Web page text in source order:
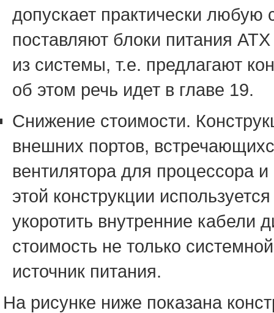
допускает практически любую
поставляют блоки питания
из системы, т.е. предлагают
об этом речь идет в главе 19.
Снижение стоимости.
внешних портов,
вентилятора для процессора
этой конструкции
укоротить внутренние кабели
стоимость не только
источник питания.
На рисунке ниже показана